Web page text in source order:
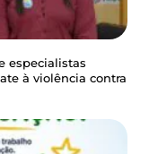
especialistas
à violência contra